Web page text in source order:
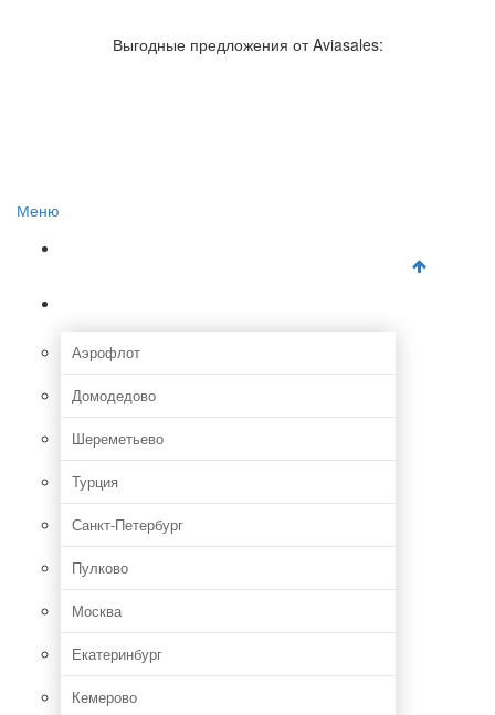
Отзывы об авиакомпаниях
Отзывы об аэропортах
Выгодные предложения от Aviasales:
Меню
Аэрофлот
Домодедово
Шереметьево
Турция
Санкт-Петербург
Пулково
Москва
Екатеринбург
Кемерово